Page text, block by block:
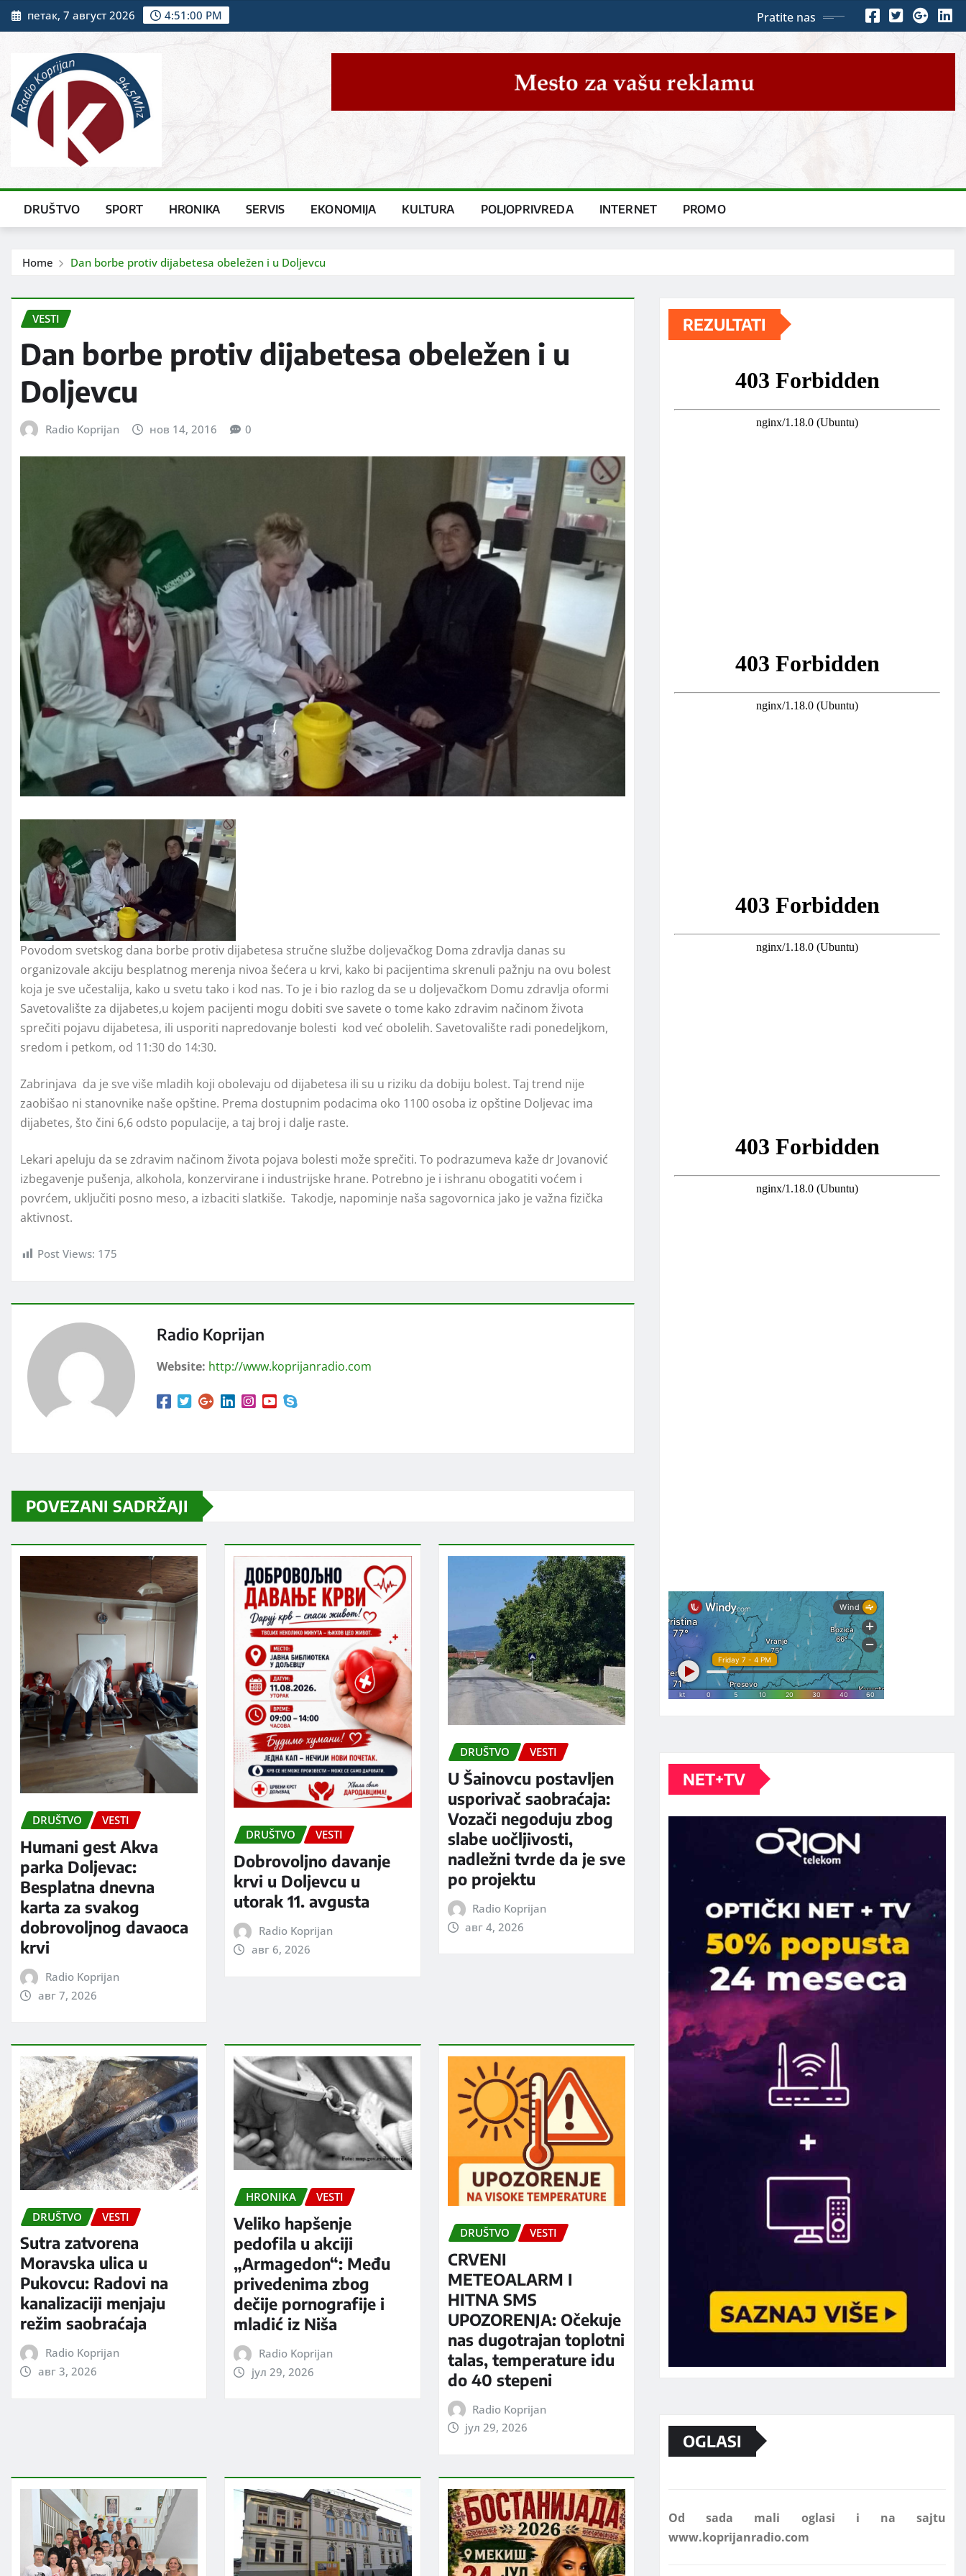
Skip
to
петак, 7 август 2026 4:51:02 PM Pratite nas
DRUŠTVO SPORT HRONIKA SERVIS EKONOMIJA KULTURA POLJOPRIVREDA INTERNET PROMO
Home Dan borbe protiv dijabetesa obeležen i u Doljevcu
VESTI
Dan borbe protiv dijabetesa obeležen i u
Doljevcu
Radio Koprijan нов 14, 2016 0
Povodom svetskog dana borbe protiv dijabetesa stručne službe doljevačkog Doma zdravlja danas su
organizovale akciju besplatnog merenja nivoa šećera u krvi, kako bi pacijentima skrenuli pažnju na ovu bolest
koja je sve učestalija, kako u svetu tako i kod nas. To je i bio razlog da se u doljevačkom Domu zdravlja oformi
Savetovalište za dijabetes,u kojem pacijenti mogu dobiti sve savete o tome kako zdravim načinom života
sprečiti pojavu dijabetesa, ili usporiti napredovanje bolesti kod već obolelih. Savetovalište radi ponedeljkom,
sredom i petkom, od 11:30 do 14:30.
Zabrinjava da je sve više mladih koji obolevaju od dijabetesa ili su u riziku da dobiju bolest. Taj trend nije
zaobišao ni stanovnike naše opštine. Prema dostupnim podacima oko 1100 osoba iz opštine Doljevac ima
dijabetes, što čini 6,6 odsto populacije, a taj broj i dalje raste.
Lekari apeluju da se zdravim načinom života pojava bolesti može sprečiti. To podrazumeva kaže dr Jovanović
izbegavenje pušenja, alkohola, konzervirane i industrijske hrane. Potrebno je i ishranu obogatiti voćem i
povrćem, uključiti posno meso, a izbaciti slatkiše. Takodje, napominje naša sagovornica jako je važna fizička
aktivnost.
Post Views: 175
Radio Koprijan
Website: http://www.koprijanradio.com
POVEZANI SADRŽAJI
DRUŠTVO VESTI
Humani gest Akva
parka Doljevac:
Besplatna dnevna
karta za svakog
dobrovoljnog davaoca
krvi
Radio Koprijan
авг 7, 2026
DRUŠTVO VESTI
Dobrovoljno davanje
krvi u Doljevcu u
utorak 11. avgusta
Radio Koprijan
авг 6, 2026
DRUŠTVO VESTI
U Šainovcu postavljen
usporivač saobraćaja:
Vozači negoduju zbog
slabe uočljivosti,
nadležni tvrde da je sve
po projektu
Radio Koprijan
авг 4, 2026
DRUŠTVO VESTI
Sutra zatvorena
Moravska ulica u
Pukovcu: Radovi na
kanalizaciji menjaju
režim saobraćaja
Radio Koprijan
авг 3, 2026
HRONIKA VESTI
Veliko hapšenje
pedofila u akciji
„Armagedon“: Među
privedenima zbog
dečije pornografije i
mladić iz Niša
Radio Koprijan
јул 29, 2026
DRUŠTVO VESTI
CRVENI
METEOALARM I
HITNA SMS
UPOZORENJA: Očekuje
nas dugotrajan toplotni
talas, temperature idu
do 40 stepeni
Radio Koprijan
јул 29, 2026
REZULTATI
NET+TV
OGLASI
Marketing telefon 062 463 002